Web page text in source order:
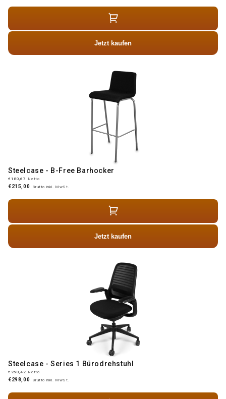
Jetzt kaufen
Steelcase - B-Free Barhocker
€180,67 Netto
€215,00 Brutto inkl. MwSt.
Jetzt kaufen
Steelcase - Series 1 Bürodrehstuhl
€250,42 Netto
€298,00 Brutto inkl. MwSt.